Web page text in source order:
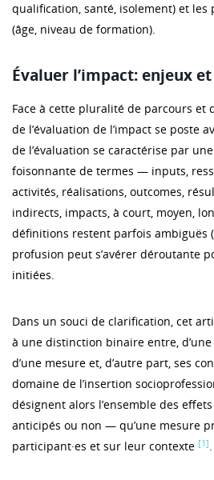
qualification, santé, isolement) et les
(âge, niveau de formation).
Évaluer l’impact: enjeux
Face à cette pluralité de parcours et
de l’évaluation de l’impact se poste
de l’évaluation se caractérise par
foisonnante de termes — inputs,
activités, réalisations, outcomes,
indirects, impacts, à court, moyen,
définitions restent parfois ambiguës
profusion peut s’avérer déroutante
initiées.
Dans un souci de clarification, cet
à une distinction binaire entre,
d’une mesure et, d’autre part, ses
domaine de l’insertion
désignent alors l’ensemble des
anticipés ou non — qu’une mesure
participant·es et sur leur contexte [1].